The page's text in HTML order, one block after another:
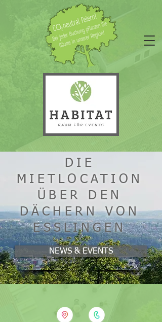
DIE
MIETLOCATION
ÜBER DEN
DÄCHERN VON
ESSLINGEN
NEWS & EVENTS